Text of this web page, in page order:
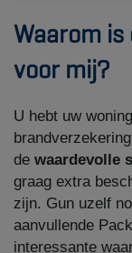
Waarom
voor mij?
U hebt uw
de waardevolle
graag extra
zijn. Gun uzelf
aanvullende
interessante